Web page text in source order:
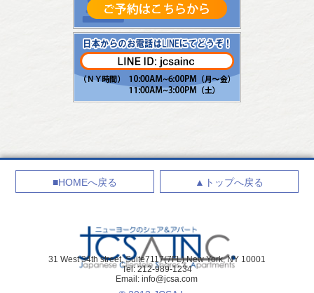
31 West 34th street, Suite7117(7FL) New York, NY 10001
Tel: 212-989-1234
Email:info@jcsa.com
■HOMEへ戻る ▲トップへ戻る